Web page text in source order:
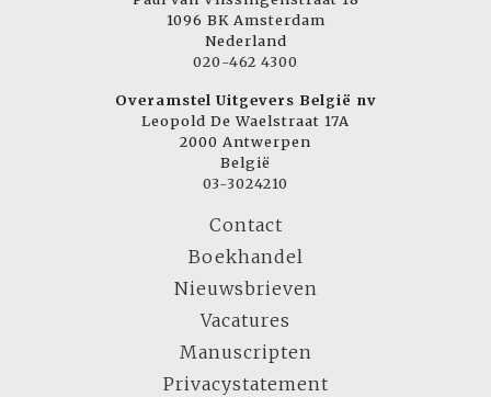
1096 BK Amsterdam
Nederland
020-462 4300
Overamstel Uitgevers België nv
Leopold De Waelstraat 17A
2000 Antwerpen
België
03-3024210
Contact
Boekhandel
Nieuwsbrieven
Vacatures
Manuscripten
Privacystatement